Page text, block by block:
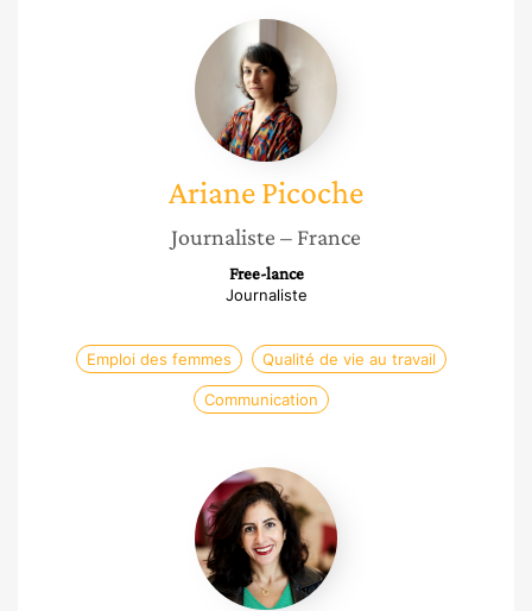
Ariane
Picoche
ArianePicoche
Journaliste – France
Free-lance
Journaliste
Emploi des femmes Qualité de vie au travail
Communication
Lucie
Lebaz